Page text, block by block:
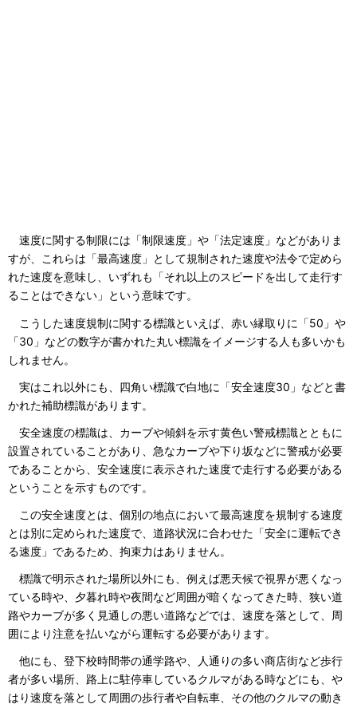
速度に関する制限には「制限速度」や「法定速度」などがありま
すが、これらは「最高速度」として規制された速度や法令で定めら
れた速度を意味し、いずれも「それ以上のスピードを出して走行す
ることはできない」という意味です。
こうした速度規制に関する標識といえば、赤い縁取りに「50」や
「30」などの数字が書かれた丸い標識をイメージする人も多いかも
しれません。
実はこれ以外にも、四角い標識で白地に「安全速度30」などと書
かれた補助標識があります。
安全速度の標識は、カーブや傾斜を示す黄色い警戒標識とともに
設置されていることがあり、急なカーブや下り坂などに警戒が必要
であることから、安全速度に表示された速度で走行する必要がある
ということを示すものです。
この安全速度とは、個別の地点において最高速度を規制する速度
とは別に定められた速度で、道路状況に合わせた「安全に運転でき
る速度」であるため、拘束力はありません。
標識で明示された場所以外にも、例えば悪天候で視界が悪くなっ
ている時や、夕暮れ時や夜間など周囲が暗くなってきた時、狭い道
路やカーブが多く見通しの悪い道路などでは、速度を落として、周
囲により注意を払いながら運転する必要があります。
他にも、登下校時間帯の通学路や、人通りの多い商店街など歩行
者が多い場所、路上に駐停車しているクルマがある時などにも、や
はり速度を落として周囲の歩行者や自転車、その他のクルマの動き